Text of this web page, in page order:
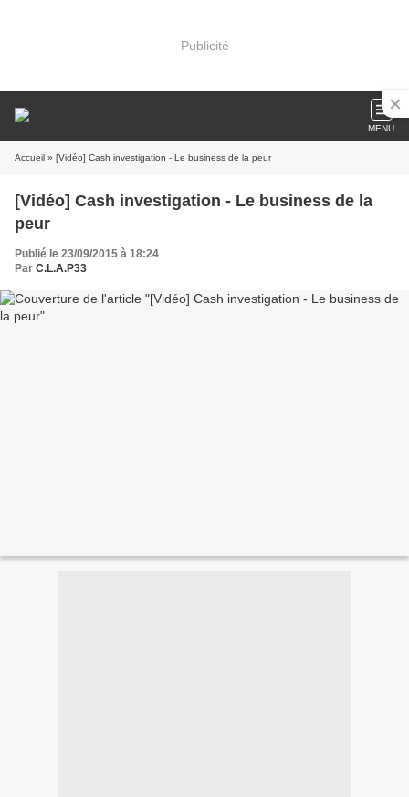
Publicité
MENU
Accueil » [Vidéo] Cash investigation - Le business de la peur
[Vidéo] Cash investigation - Le business de la
peur
Publié le 23/09/2015 à 18:24
Par C.L.A.P33